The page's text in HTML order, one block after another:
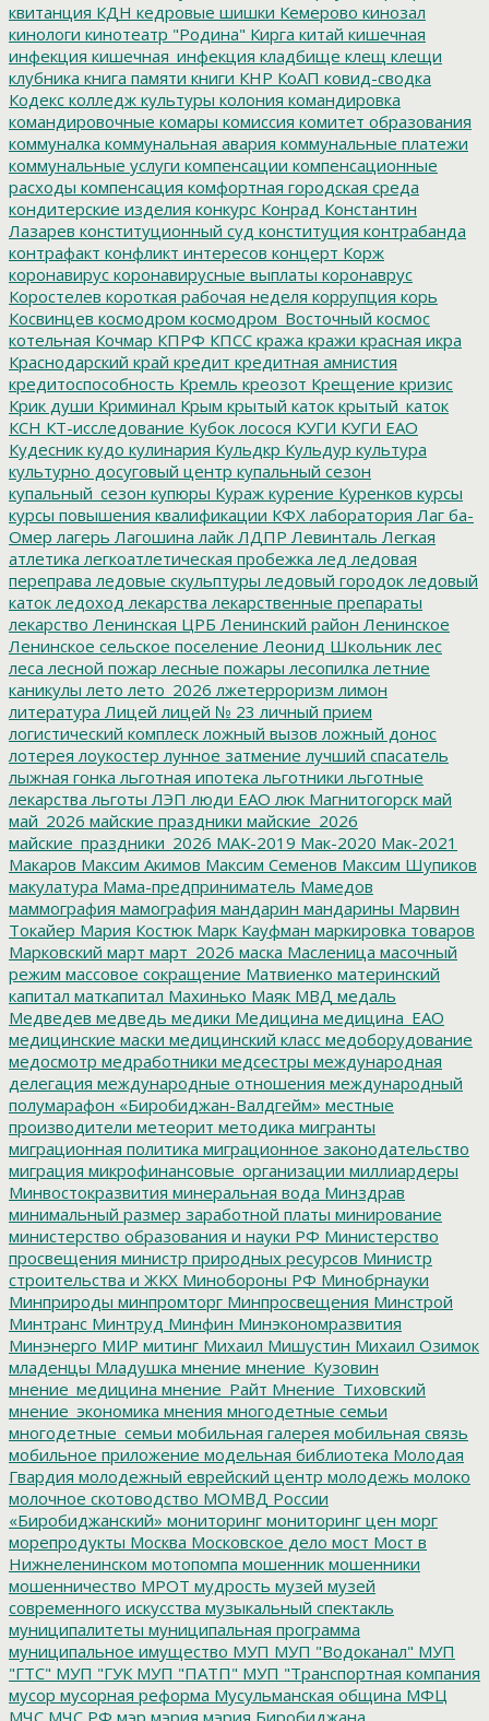
квитанция КДН кедровые шишки Кемерово кинозал
кинологи кинотеатр "Родина" Кирга китай кишечная
инфекция кишечная_инфекция кладбище клещ клещи
клубника книга памяти книги КНР КоАП ковид-сводка
Кодекс колледж культуры колония командировка
командировочные комары комиссия комитет образования
коммуналка коммунальная авария коммунальные платежи
коммунальные услуги компенсации компенсационные
расходы компенсация комфортная городская среда
кондитерские изделия конкурс Конрад Константин
Лазарев конституционный суд конституция контрабанда
контрафакт конфликт интересов концерт Корж
коронавирус коронавирусные выплаты коронаврус
Коростелев короткая рабочая неделя коррупция корь
Косвинцев космодром космодром_Восточный космос
котельная Кочмар КПРФ КПСС кража кражи красная икра
Краснодарский край кредит кредитная амнистия
кредитоспособность Кремль креозот Крещение кризис
Крик души Криминал Крым крытый каток крытый_каток
КСН КТ-исследование Кубок лосося КУГИ КУГИ ЕАО
Кудесник кудо кулинария Кульдкр Кульдур культура
культурно досуговый центр купальный сезон
купальный_сезон купюры Кураж курение Куренков курсы
курсы повышения квалификации КФХ лаборатория Лаг ба-
Омер лагерь Лагошина лайк ЛДПР Левинталь Легкая
атлетика легкоатлетическая пробежка лед ледовая
переправа ледовые скульптуры ледовый городок ледовый
каток ледоход лекарства лекарственные препараты
лекарство Ленинская ЦРБ Ленинский район Ленинское
Ленинское сельское поселение Леонид Школьник лес
леса лесной пожар лесные пожары лесопилка летние
каникулы лето лето_2026 лжетерроризм лимон
литература Лицей лицей № 23 личный прием
логистический комплеск ложный вызов ложный донос
лотерея лоукостер лунное затмение лучший спасатель
лыжная гонка льготная ипотека льготники льготные
лекарства льготы ЛЭП люди ЕАО люк Магнитогорск май
май_2026 майские праздники майские_2026
майские_праздники_2026 МАК-2019 Мак-2020 Мак-2021
Макаров Максим Акимов Максим Семенов Максим Шупиков
макулатура Мама-предприниматель Мамедов
маммография мамография мандарин мандарины Марвин
Токайер Мария Костюк Марк Кауфман маркировка товаров
Марковский март март_2026 маска Масленица масочный
режим массовое сокращение Матвиенко материнский
капитал маткапитал Махинько Маяк МВД медаль
Медведев медведь медики Медицина медицина_ЕАО
медицинские маски медицинский класс медоборудование
медосмотр медработники медсестры международная
делегация международные отношения международный
полумарафон «Биробиджан-Валдгейм» местные
производители метеорит методика мигранты
миграционная политика миграционное законодательство
миграция микрофинансовые_организации миллиардеры
Минвостокразвития минеральная вода Минздрав
минимальный размер заработной платы минирование
министерство образования и науки РФ Министерство
просвещения министр природных ресурсов Министр
строительства и ЖКХ Минобороны РФ Минобрнауки
Минприроды минпромторг Минпросвещения Минстрой
Минтранс Минтруд Минфин Минэкономразвития
Минэнерго МИР митинг Михаил Мишустин Михаил Озимок
младенцы Младушка мнение мнение_Кузовин
мнение_медицина мнение_Райт Мнение_Тиховский
мнение_экономика мнения многодетные семьи
многодетные_семьи мобильная галерея мобильная связь
мобильное приложение модельная библиотека Молодая
Гвардия молодежный еврейский центр молодежь молоко
молочное скотоводство МОМВД России
«Биробиджанский» мониторинг мониторинг цен морг
морепродукты Москва Московское дело мост Мост в
Нижнеленинском мотопомпа мошенник мошенники
мошенничество МРОТ мудрость музей музей
современного искусства музыкальный спектакль
муниципалитеты муниципальная программа
муниципальное имущество МУП МУП "Водоканал" МУП
"ГТС" МУП "ГУК МУП "ПАТП" МУП "Транспортная компания
мусор мусорная реформа Мусульманская община МФЦ
МЧС МЧС РФ мэр мэрия мэрия Биробиджана